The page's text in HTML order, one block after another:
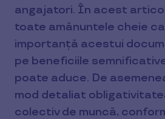
angajatori. În acest
toate amănuntele cheie
importanță acestui
pe beneficiile
poate aduce. De
mod detaliat
colectiv de muncă,